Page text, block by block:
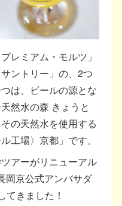
レミアム・モルツ」
ントリー」の、2つ
は、ビールの源とな
然水の森 きょうと
の天然水を使用する
工場〉京都」です。
アーがリニューアル
岡京公式アンバサダ
てきました！